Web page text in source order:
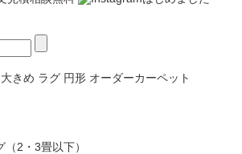
きめ ラグ 円形 オーダーカーペット
（2・3畳以下）